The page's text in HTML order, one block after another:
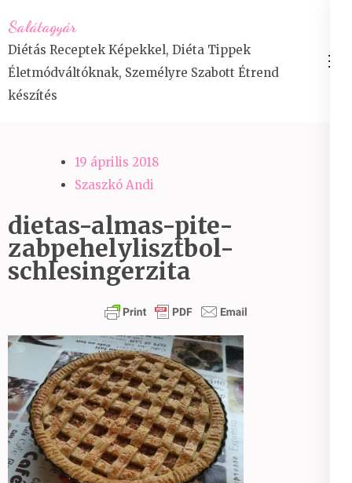
to
content
(Press
Enter)
Salátagyár
Diétás Receptek Képekkel, Diéta Tippek
Életmódváltóknak, Személyre Szabott Étrend
készítés
19 április 2018
Szaszkó Andi
dietas-almas-pite-
zabpehelylisztbol-
schlesingerzita